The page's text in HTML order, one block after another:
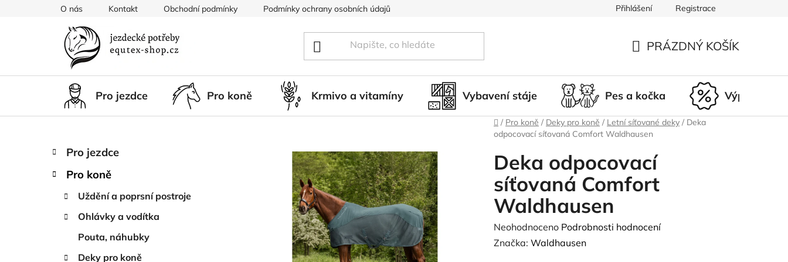
O nás Kontakt Obchodní podmínky Podmínky ochrany osobních údajů Doprava a platba Nepřevzetí zásilky
Přihlášení Registrace
KOŠÍK
PRÁZDNÝ KOŠÍK
Pro jezdce Pro koně Krmivo a vitamíny Vybavení stáje Pes a kočka Výprodej
Domů
/ Pro koně / Deky pro koně / Letní síťované deky / Deka
odpocovací síťovaná Comfort Waldhausen
P
s
Přeskočit
kategorie
K
a
Pro jezdce
Pro koně
Uždění a poprsní postroje
Ohlávky a vodítka
Pouta, náhubky
Deky pro koně
Deka odpocovací
síťovaná Comfort
Waldhausen
Průměrné
hodnocení
Neohodnoceno Podrobnosti hodnocení
Značka: Waldhausen